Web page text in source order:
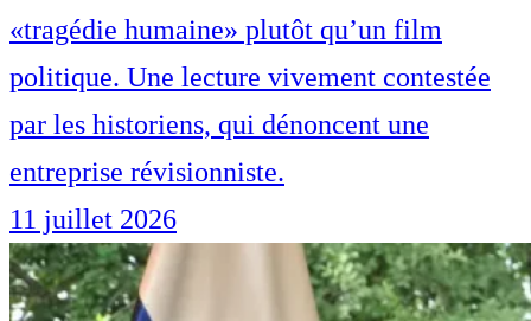
«tragédie humaine» plutôt qu’un film
politique. Une lecture vivement contestée
par les historiens, qui dénoncent une
entreprise révisionniste.
11 juillet 2026